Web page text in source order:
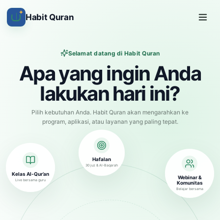
✦ Habit Quran
Selamat datang di Habit Quran
Apa yang ingin Anda
lakukan hari ini?
Pilih kebutuhan Anda. Habit Quran akan mengarahkan ke
program, aplikasi, atau layanan yang paling tepat.
Kelas Al-Qur’an
Live bersama guru
Hafalan
30 juz & Al-Baqarah
Webinar &
Komunitas
Belajar bersama